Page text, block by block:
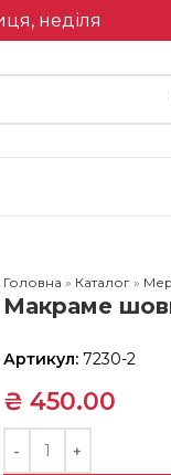
неділя
Головна » Каталог»
Макраме
Артикул: 7230-2
₴ 450.00